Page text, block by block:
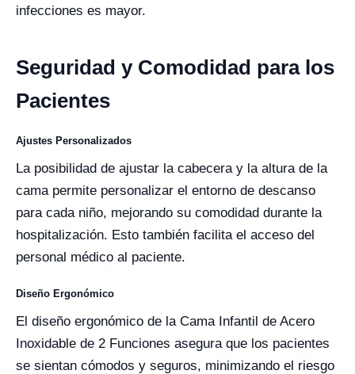
infecciones es mayor.
Seguridad y Comodidad para los
Pacientes
Ajustes Personalizados
La posibilidad de ajustar la cabecera y la altura de la
cama permite personalizar el entorno de descanso
para cada niño, mejorando su comodidad durante la
hospitalización. Esto también facilita el acceso del
personal médico al paciente.
Diseño Ergonómico
El diseño ergonómico de la Cama Infantil de Acero
Inoxidable de 2 Funciones asegura que los pacientes
se sientan cómodos y seguros, minimizando el riesgo